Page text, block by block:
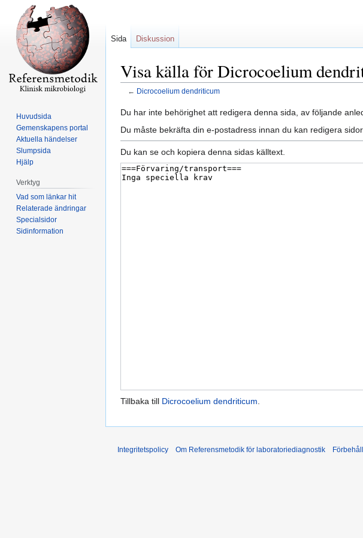
Visa källa för Dicrocoelium
← Dicrocoelium dendriticum
Hoppa
till
Hoppa
till
Du har inte behörighet att redigera denna sida, av följande
Du måste bekräfta din e-postadress innan du kan redigera
Du kan se och kopiera denna sidas källtext.
Tillbaka till Dicrocoelium dendriticum.
Sida Diskussion
Huvudsida
Gemenskapens portal
Aktuella händelser
Slumpsida
Hjälp
Verktyg
Vad som länkar hit
Relaterade ändringar
Specialsidor
Sidinformation
Integritetspolicy Om Referensmetodik för laboratoriediagnostik Förbehåll